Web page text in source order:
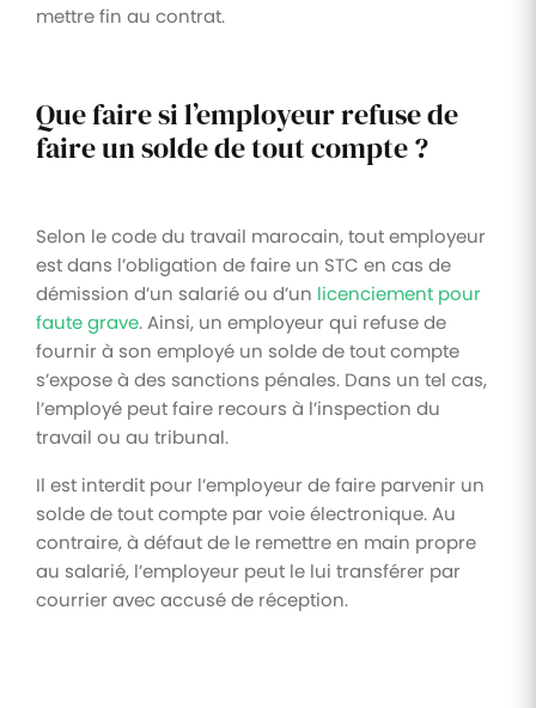
mettre fin au contrat.
Que faire si l’employeur refuse de
faire un solde de tout compte ?
Selon le code du travail marocain, tout employeur
est dans l’obligation de faire un STC en cas de
démission d’un salarié ou d’un licenciement pour
faute grave. Ainsi, un employeur qui refuse de
fournir à son employé un solde de tout compte
s’expose à des sanctions pénales. Dans un tel cas,
l’employé peut faire recours à l’inspection du
travail ou au tribunal.
Il est interdit pour l’employeur de faire parvenir un
solde de tout compte par voie électronique. Au
contraire, à défaut de le remettre en main propre
au salarié, l’employeur peut le lui transférer par
courrier avec accusé de réception.